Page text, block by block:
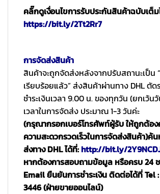
คลิ๊กดูเงื่อนไขการรับประกันสินค้าฉบับเต็ม
https://bit.ly/2Tt2Rr7
การจัดส่งสินค้า
สินค้าจะถูกจัดส่งหลังจากปรับสถานะเป็น “
เรียบร้อยแล้ว” ส่งสินค้าผ่านทาง DHL ตั
ชำระเงินเวลา 9.00 น. ของทุกวัน (ยกเว้น
เวลาในการจัดส่ง ประมาณ 1-3 วันค่ะ
(กรุณากรอกเบอร์โทรศัพท์ผู้รับ ให้ถูกต้อ
ความสะดวกรวดเร็วในการจัดส่งสินค้า)ค้น
ส่งทาง DHL ได้ที่:http://bit.ly/
หากต้องการสอบถามข้อมูล หรือครบ 24
Email ยืนยันการชำระเงิน ติดต่อได้ที่ Tel :
3446 (ฝ่ายขายออนไลน์)